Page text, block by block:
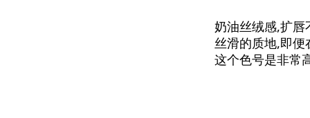
奶油丝绒感,扩
丝滑的质地,即
这个色号是非常